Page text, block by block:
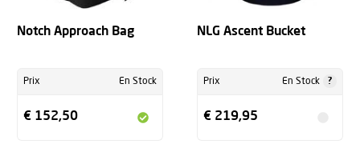
Notch Approach Bag
Prix En Stock
€ 152,50
NLG Ascent Bucket
Prix En Stock ?
€ 219,95